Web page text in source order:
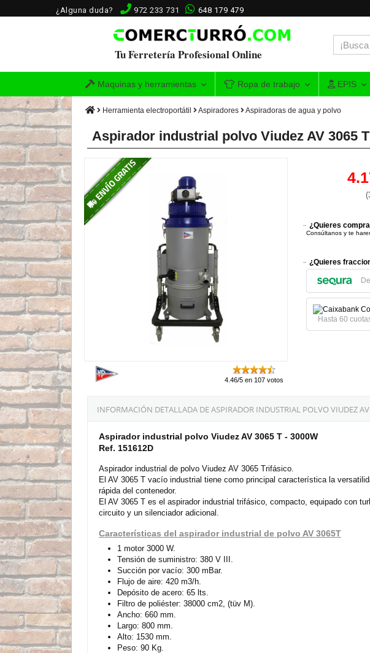
¿Alguna duda? 972 233 731 648 179 479
Tu Ferretería Profesional Online
Máquinas y herramientas Ropa de trabajo EPIS
Herramienta electroportátil Aspiradores Aspiradoras de agua y polvo
Aspirador industrial polvo Viudez AV 3065
4.46/5 en 107 votos
¿Quieres
Consúltanos y te
¿Quieres
Hasta 60
INFORMACIÓN DETALLADA DE ASPIRADOR INDUSTRIAL POLVO VIUDEZ
Aspirador industrial polvo Viudez AV 3065 T - 3000W
Ref. 151612D
Aspirador industrial de polvo Viudez AV 3065 Trifásico.
El AV 3065 T vacío industrial tiene como principal característica la
rápida del contenedor.
El AV 3065 T es el aspirador industrial trifásico, compacto, equipado con
circuito y un silenciador adicional.
Características del aspirador industrial de polvo AV 3065T
1 motor 3000 W.
Tensión de suministro: 380 V III.
Succión por vacío: 300 mBar.
Flujo de aire: 420 m3/h.
Depósito de acero: 65 lts.
Filtro de poliéster: 38000 cm2, (tüv M).
Ancho: 660 mm.
Largo: 800 mm.
Alto: 1530 mm.
Peso: 90 Kg.